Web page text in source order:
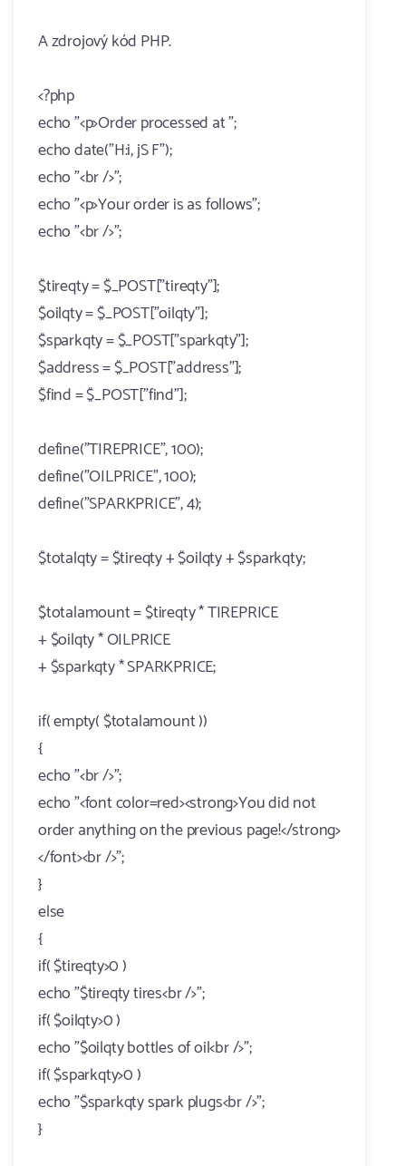
A zdrojový kód PHP.
<?php
echo "<p>Order processed at ";
echo date("H:i, jS F");
echo "<br />";
echo "<p>Your order is as follows";
echo "<br />";
$tireqty = $_POST["tireqty"];
$oilqty = $_POST["oilqty"];
$sparkqty = $_POST["sparkqty"];
$address = $_POST["address"];
$find = $_POST["find"];
define("TIREPRICE", 100);
define("OILPRICE", 100);
define("SPARKPRICE", 4);
$totalqty = $tireqty + $oilqty + $sparkqty;
$totalamount = $tireqty * TIREPRICE
+ $oilqty * OILPRICE
+ $sparkqty * SPARKPRICE;
if( empty( $totalamount ))
{
echo "<br />";
echo "<font color=red><strong>You did not
order anything on the previous page!</strong>
</font><br />";
}
else
{
if( $tireqty>0 )
echo "$tireqty tires<br />";
if( $oilqty>0 )
echo "$oilqty bottles of oil<br />";
if( $sparkqty>0 )
echo "$sparkqty spark plugs<br />";
}